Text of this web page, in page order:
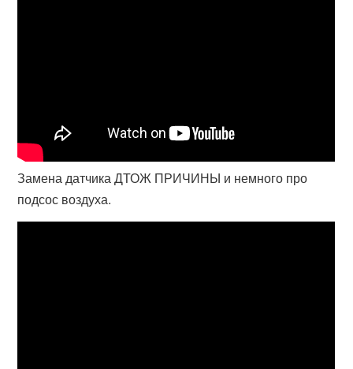
Замена датчика ДТОЖ ПРИЧИНЫ и немного про
подсос воздуха.